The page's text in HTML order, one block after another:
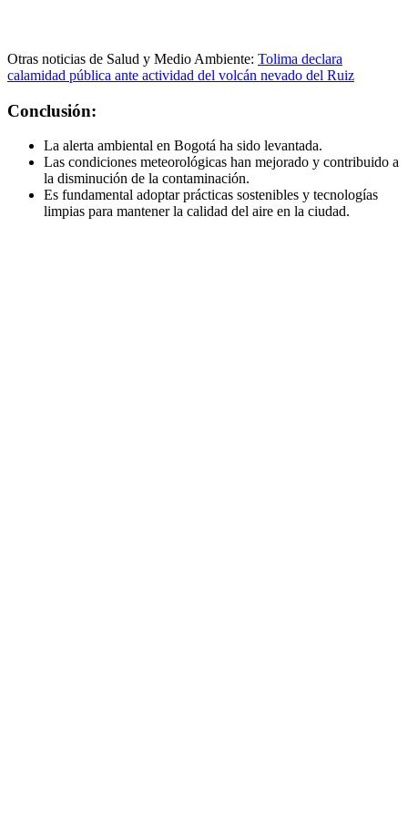
Otras noticias de Salud y Medio Ambiente: Tolima declara
calamidad pública ante actividad del volcán nevado del Ruiz
Conclusión:
La alerta ambiental en Bogotá ha sido levantada.
Las condiciones meteorológicas han mejorado y contribuido a
la disminución de la contaminación.
Es fundamental adoptar prácticas sostenibles y tecnologías
limpias para mantener la calidad del aire en la ciudad.